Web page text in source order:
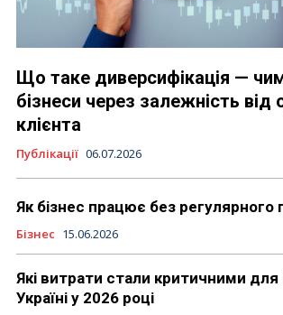
Що таке диверсифікація —
бізнеси через залежність від
клієнта
Публікації 06.07.2026
Як бізнес працює без регулярного
Бізнес 15.06.2026
Які витрати стали критичними для
Україні у 2026 році